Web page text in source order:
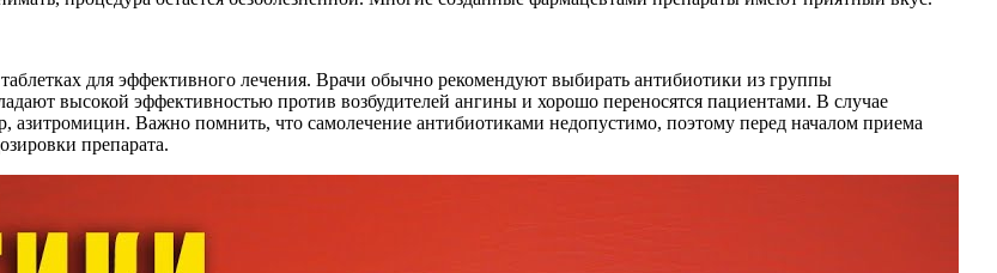
для эффективного лечения. Врачи обычно рекомендуют выбирать антибиотики из группы
высокой эффективностью против возбудителей ангины и хорошо переносятся пациентами. В случае
Важно помнить, что самолечение антибиотиками недопустимо, поэтому перед началом приема
препарата.